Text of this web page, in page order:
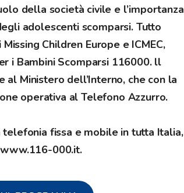
della società civile e l’importanza
adolescenti scomparsi. Tutto
Children Europe e ICMEC,
i Bambini Scomparsi 116000. ll
Ministero dell’Interno, che con la
operativa al Telefono Azzurro.
fissa e mobile in tutta Italia,
www.116-000.it.